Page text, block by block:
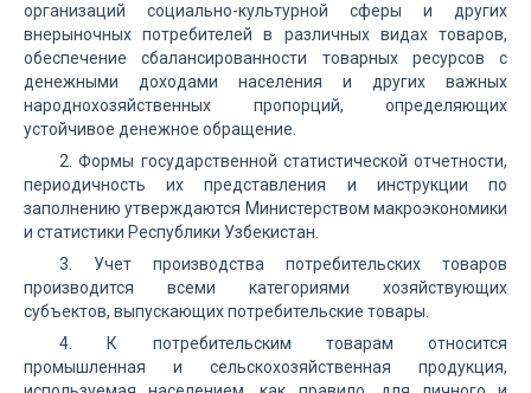
организаций социально-культурной сферы и других
внерыночных потребителей в различных видах товаров,
обеспечение сбалансированности товарных ресурсов с
денежными доходами населения и других важных
народнохозяйственных пропорций, определяющих
устойчивое денежное обращение.
2. Формы государственной статистической отчетности,
периодичность их представления и инструкции по
заполнению утверждаются Министерством макроэкономики
и статистики Республики Узбекистан.
3. Учет производства потребительских товаров
производится всеми категориями хозяйствующих
субъектов, выпускающих потребительские товары.
4. К потребительским товарам относится
промышленная и сельскохозяйственная продукция,